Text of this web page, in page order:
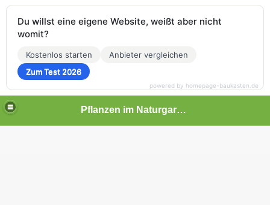
Pflanzen im Naturgarten
Du willst eine eigene Website, weißt aber nicht
womit?
Kostenlos starten
Anbieter vergleichen
Zum Test 2026
powered by homepage-baukasten.de